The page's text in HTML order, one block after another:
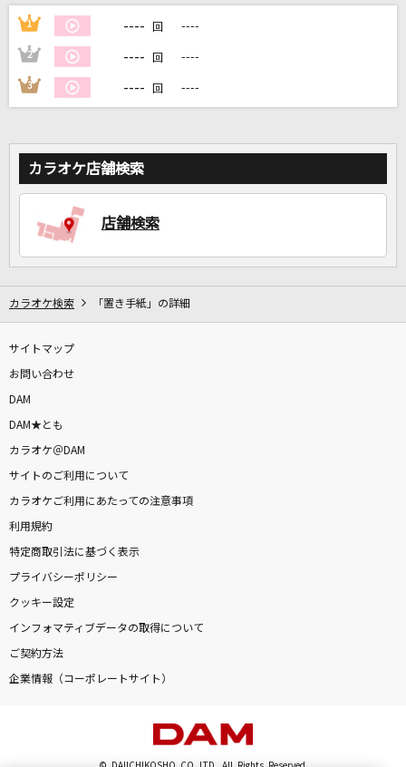
DAMに会員登録・ログインして
カラオケをもっと楽しもう！
1 ---- 回 ----
2 ---- 回 ----
3 ---- 回 ----
カラオケ店舗検索
店舗検索
カラオケ検索 「置き手紙」の詳細
サイトマップ
お問い合わせ
DAM
DAM★とも
カラオケ＠DAM
サイトのご利用について
カラオケご利用にあたっての注意事項
利用規約
特定商取引法に基づく表示
プライバシーポリシー
クッキー設定
インフォマティブデータの取得について
ご契約方法
企業情報（コーポレートサイト）
© DAIICHIKOSHO CO.,LTD. All Rights Reserved.